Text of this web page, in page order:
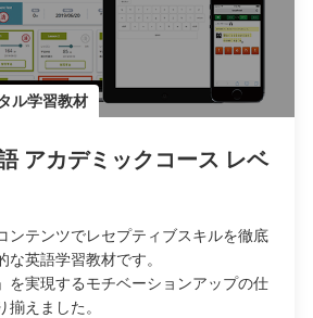
ル学習教材
アカデミックコース レベ
ンテンツでレセプティブスキルを徹底
な英語学習教材です。
を実現するモチベーションアップの仕
えました。